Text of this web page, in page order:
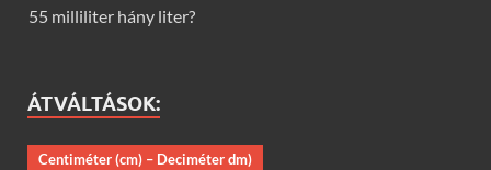
55 milliliter hány liter?
ÁTVÁLTÁSOK:
Centiméter (cm) – Deciméter dm)